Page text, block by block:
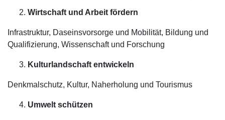
Wirtschaft und Arbeit fördern
Infrastruktur, Daseinsvorsorge und Mobilität, Bildung und
Qualifizierung, Wissenschaft und Forschung
Kulturlandschaft entwickeln
Denkmalschutz, Kultur, Naherholung und Tourismus
Umwelt schützen